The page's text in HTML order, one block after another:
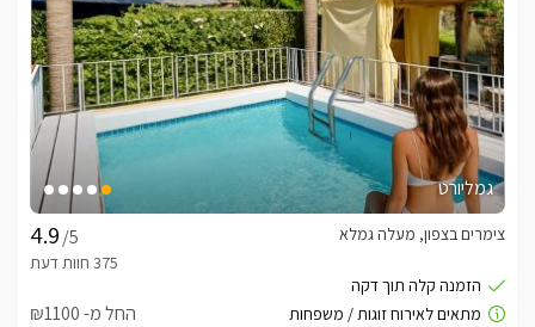
גמליורט
/5
צימרים בצפון, מעלה גמלא
החל מ- ₪1100